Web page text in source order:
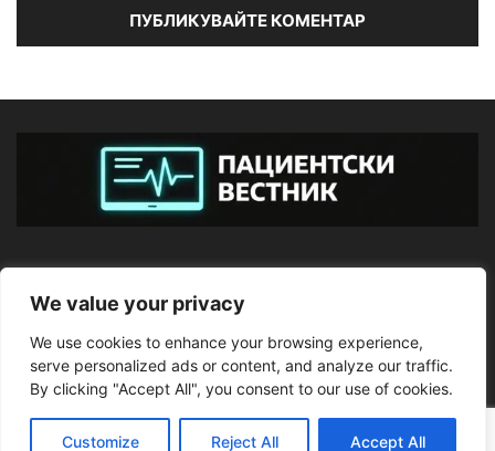
We value your privacy
We use cookies to enhance your browsing experience,
serve personalized ads or content, and analyze our traffic.
By clicking "Accept All", you consent to our use of cookies.
Customize Reject All Accept All
ПОСЛЕДВАЙТЕ НИ